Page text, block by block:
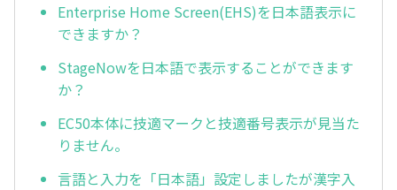
Enterprise Home Screen(EHS)を日本語表示に
できますか？
StageNowを日本語で表示することができます
か？
EC50本体に技適マークと技適番号表示が見当た
りません。
言語と入力を「日本語」設定しましたが漢字入